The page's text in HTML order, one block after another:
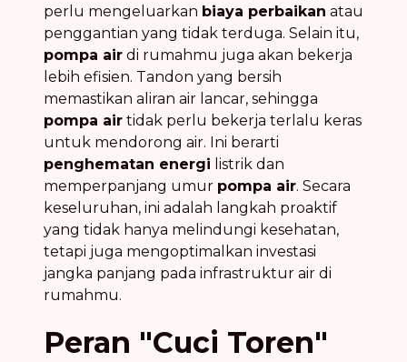
perlu mengeluarkan biaya perbaikan atau
penggantian yang tidak terduga. Selain itu,
pompa air di rumahmu juga akan bekerja
lebih efisien. Tandon yang bersih
memastikan aliran air lancar, sehingga
pompa air tidak perlu bekerja terlalu keras
untuk mendorong air. Ini berarti
penghematan energi listrik dan
memperpanjang umur pompa air. Secara
keseluruhan, ini adalah langkah proaktif
yang tidak hanya melindungi kesehatan,
tetapi juga mengoptimalkan investasi
jangka panjang pada infrastruktur air di
rumahmu.
Peran "Cuci Toren"